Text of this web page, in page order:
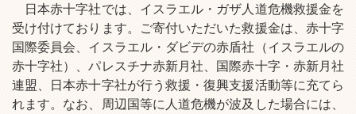
日本赤十字社では、イスラエル・ガザ人道危機救援金を
受け付けております。ご寄付いただいた救援金は、赤十字
国際委員会、イスラエル・ダビデの赤盾社（イスラエルの
赤十字社）、パレスチナ赤新月社、国際赤十字・赤新月社
連盟、日本赤十字社が行う救援・復興支援活動等に充てら
れます。なお、周辺国等に人道危機が波及した場合には、